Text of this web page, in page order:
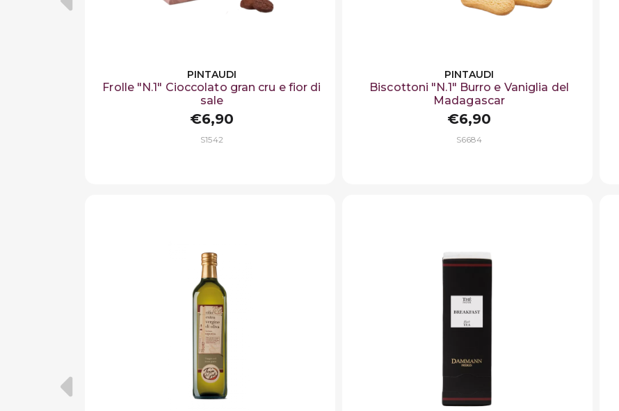
PINTAUDI
Frolle "N.1" Cioccolato gran cru e fior di
sale
€6,90
S1542
PINTAUDI
Biscottoni "N.1" Burro e Vaniglia del
Madagascar
€6,90
S6684